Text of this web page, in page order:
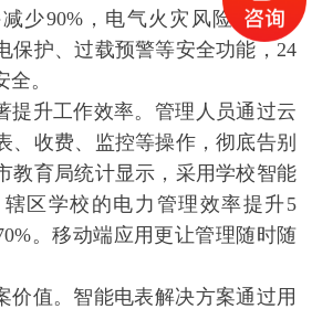
少90%，电气火灾风险大幅降
保护、过载预警等安全功能，24
。
提升工作效率。管理人员通过云
、收费、监控等操作，彻底告别
教育局统计显示，采用学校智能
区学校的电力管理效率提升5
。移动端应用更让管理随时随
值。智能电表解决方案通过用